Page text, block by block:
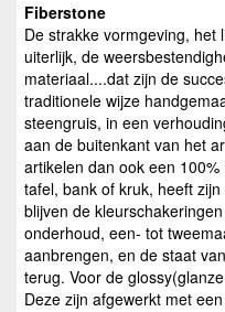
Fiberstone
De strakke vormgeving, het
uiterlijk, de
materiaal....dat zijn de
traditionele wijze
steengruis, in een
aan de buitenkant van het
artikelen dan ook een
tafel, bank of kruk, heeft
blijven de
onderhoud, een- tot
aanbrengen, en de staat
terug. Voor de
Deze zijn afgewerkt met